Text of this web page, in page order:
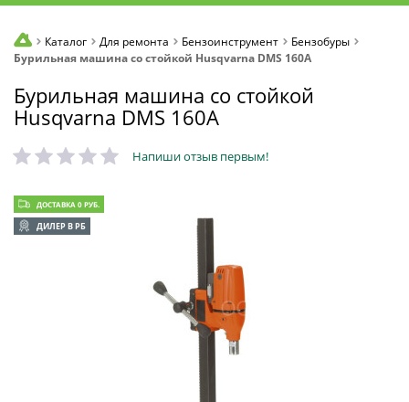
Каталог Для ремонта Бензоинструмент
Бензобуры
Бурильная машина со стойкой Husqvarna DMS 160A
Бурильная машина со стойкой
Husqvarna DMS 160A
Напиши отзыв первым!
ДОСТАВКА 0 РУБ.
ДИЛЕР В РБ